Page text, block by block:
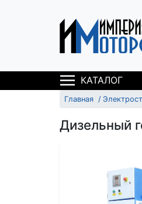
КАТАЛОГ
Главная
Дизельный